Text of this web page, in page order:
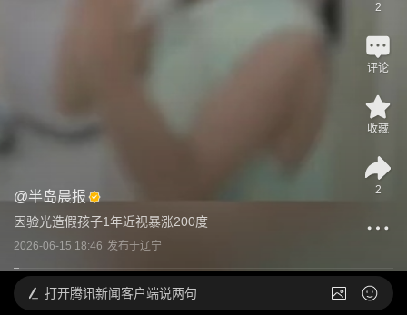
@半岛晨报
因验光造假孩子1年近视暴涨200度
2026-06-15 18:46 发布于辽宁
2
评论
收藏
2
打开腾讯新闻客户端说两句